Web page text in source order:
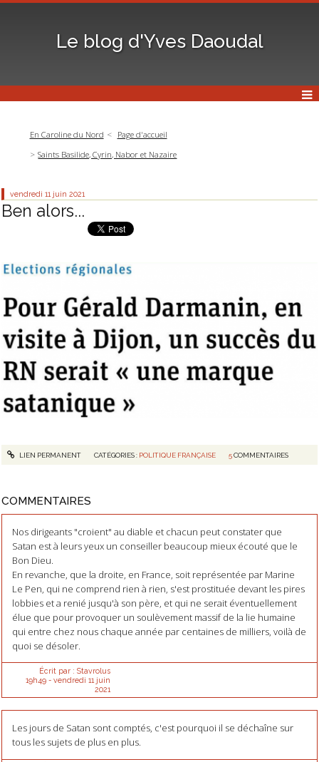
Le blog d'Yves Daoudal
En Caroline du Nord
Page d'accueil
Saints Basilide, Cyrin, Nabor et Nazaire
vendredi 11 juin 2021
Ben alors...
LIEN PERMANENT CATÉGORIES : POLITIQUE FRANÇAISE 5COMMENTAIRES
COMMENTAIRES
Nos dirigeants "croient" au diable et chacun peut constater que
Satan est à leurs yeux un conseiller beaucoup mieux écouté que le
Bon Dieu.
En revanche, que la droite, en France, soit représentée par Marine
Le Pen, qui ne comprend rien à rien, s'est prostituée devant les pires
lobbies et a renié jusqu'à son père, et qui ne serait éventuellement
élue que pour provoquer un soulèvement massif de la lie humaine
qui entre chez nous chaque année par centaines de milliers, voilà de
quoi se désoler.
Écrit par : Stavrolus
19h49- vendredi 11 juin
2021
Les jours de Satan sont comptés, c'est pourquoi il se déchaîne sur
tous les sujets de plus en plus.